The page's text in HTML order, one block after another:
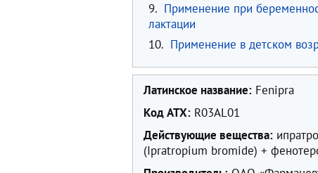
9. Применение при
лактации
10. Применение в детском
Латинское название: Fenipra
Код ATX: R03AL01
Действующие вещества:
(Ipratropium bromide) +